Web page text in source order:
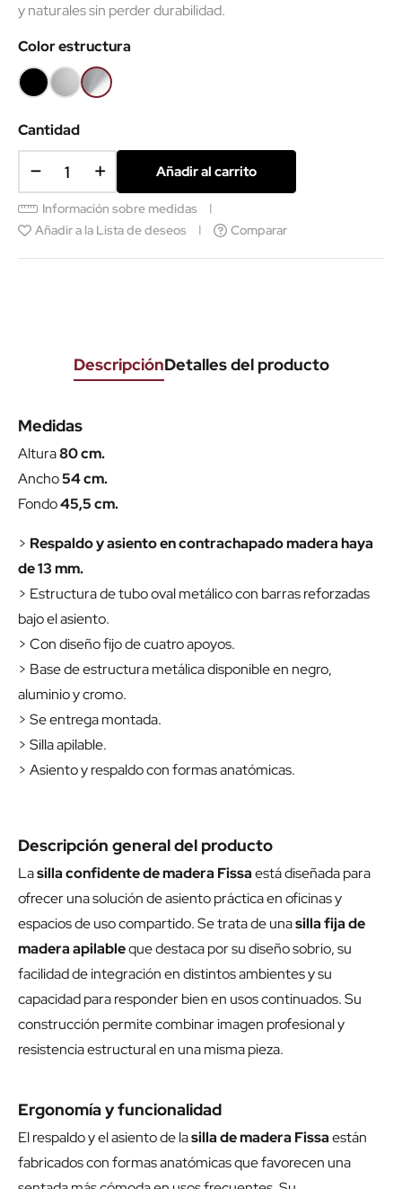
y naturales sin perder durabilidad.
Color estructura
NegroGris
aluminio
Cromo
Cantidad
Añadir al carrito
Información sobre medidas
Añadir a la Lista de deseos
Comparar
DescripciónDetalles del producto
Medidas
Altura80 cm.
Ancho54 cm.
Fondo45,5 cm.
> Respaldo y asiento en contrachapado madera haya
de 13 mm.
> Estructura de tubo oval metálico con barras reforzadas
bajo el asiento.
> Con diseño fijo de cuatro apoyos.
> Base de estructura metálica disponible en negro,
aluminio y cromo.
> Se entrega montada.
> Silla apilable.
> Asiento y respaldo con formas anatómicas.
Descripción general del producto
Lasilla confidente de madera Fissaestá diseñada para
ofrecer una solución de asiento práctica en oficinas y
espacios de uso compartido. Se trata de unasilla fija de
madera apilableque destaca por su diseño sobrio, su
facilidad de integración en distintos ambientes y su
capacidad para responder bien en usos continuados. Su
construcción permite combinar imagen profesional y
resistencia estructural en una misma pieza.
Ergonomía y funcionalidad
El respaldo y el asiento de lasilla de madera Fissaestán
fabricados con formas anatómicas que favorecen una